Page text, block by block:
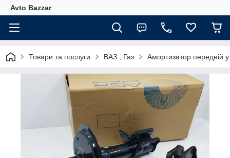
Avto Bazzar
Товари та послуги ВАЗ , Газ Амортизатор передній